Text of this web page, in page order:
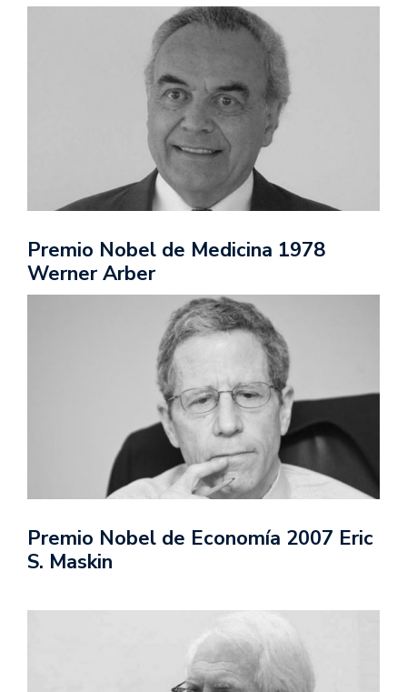
Premio Nobel de Medicina 1978
Werner Arber
Premio Nobel de Economía 2007 Eric
S. Maskin